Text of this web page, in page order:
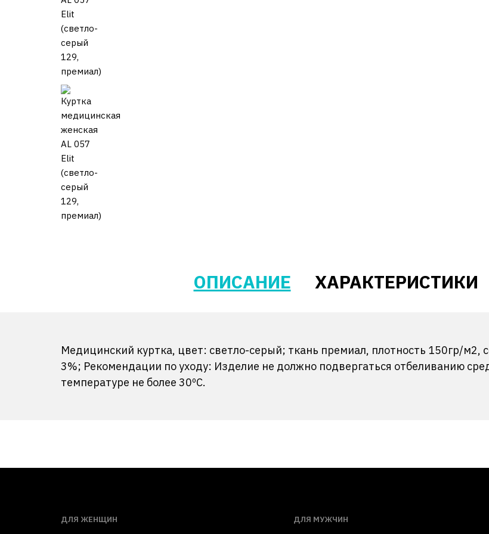
ОПИСАНИЕ ХАРАКТЕРИСТИКИ
Медицинский куртка, цвет: светло-серый; ткань премиал, плотность 150гр/м2,
3%; Рекомендации по уходу: Изделие не должно подвергаться отбеливанию
температуре не более 30ºС.
ДЛЯ ЖЕНЩИН ДЛЯ МУЖЧИН